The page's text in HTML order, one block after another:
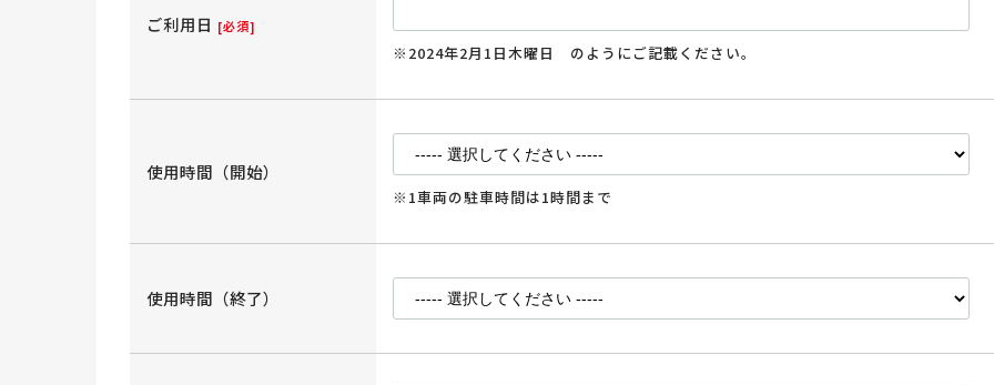
ご利用日 [必須]
※2024年2月1日木曜日 のようにご記載ください。
使用時間（開始）
※1車両の駐車時間は1時間まで
使用時間（終了）